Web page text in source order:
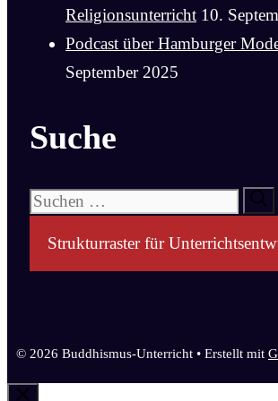
Religionsunterricht 10.
Podcast über Hamburger
September 2025
Suche
Suchen
Strukturraster für
© 2026 Buddhismus-Unterricht • Erstellt mit